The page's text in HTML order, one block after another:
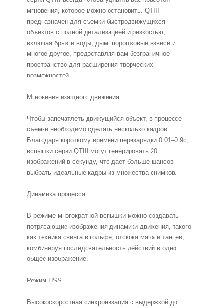
мгновения, которое можно остановить. QTIII
предназначен для съемки быстродвижущихся
объектов с полной детализацией и резкостью,
включая брызги воды, дым, порошковые взвеси и
многое другое, предоставляя вам безграничное
пространство для расширения творческих
возможностей.
Мгновения изящного движения
Чтобы запечатлеть движущийся объект, в процессе
съемки необходимо сделать несколько кадров.
Благодаря короткому времени перезарядки 0.01–0.9с,
вспышки серии QTIII могут генерировать 20
изображений в секунду, что дает больше шансов
выбрать идеальные кадры из множества снимков.
Динамика процесса
В режиме многократной вспышки можно создавать
потрясающие изображения динамики движения, такого
как техника свинга в гольфе, отскока мяча и танцев,
комбинируя последовательность действий в одно
общее изображение.
Режим HSS
Высокоскоростная синхронизация с выдержкой до